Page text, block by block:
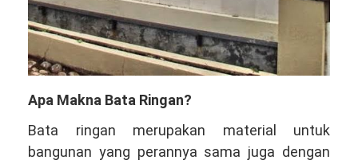
Apa Makna Bata Ringan?
Bata ringan merupakan material untuk
bangunan yang perannya sama juga dengan